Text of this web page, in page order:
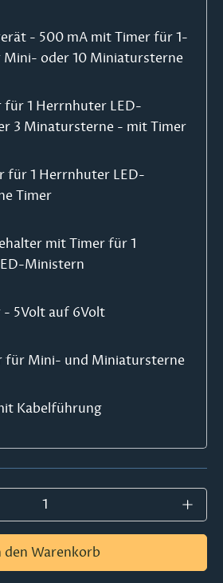
- 500 mA mit Timer für 1-
oder 10 Miniatursterne
1 Herrnhuter LED-
3 Minatursterne - mit Timer
für 1 Herrnhuter LED-
Timer
mit Timer für 1
Ministern
- 5Volt auf 6Volt
für Mini- und Miniatursterne
Kabelführung
Gib den gewünschten
den Warenkorb